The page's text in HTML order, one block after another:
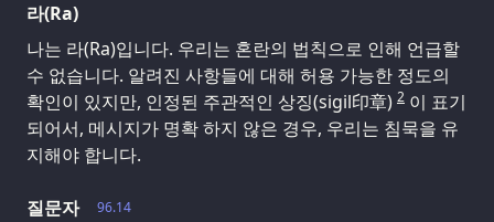
라(Ra)
나는 라(Ra)입니다. 우리는 혼란의 법칙으로 인해 언급할
수 없습니다. 알려진 사항들에 대해 허용 가능한 정도의
확인이 있지만, 인정된 주관적인 상징(sigil印章) 2 이 표기
되어서, 메시지가 명확 하지 않은 경우, 우리는 침묵을 유
지해야 합니다.
96.14
질문자